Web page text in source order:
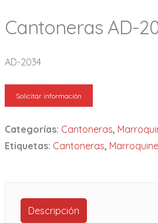
Cantoneras AD-
AD-2034
Solicitar información
Categorías: Cantoneras,
Etiquetas: Cantoneras,
Descripción